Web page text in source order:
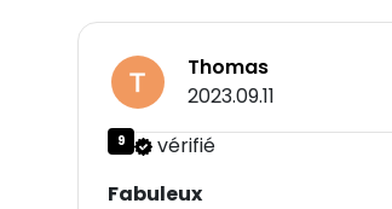
Thomas
2023.09.11
9
vérifié
Fabuleux